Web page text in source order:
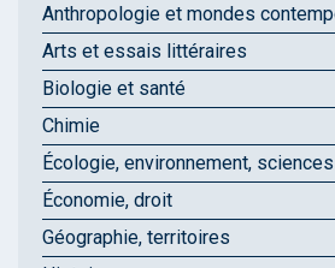
Anthropologie et mondes
Arts et essais littéraires
Biologie et santé
Chimie
Écologie, environnement,
Économie, droit
Géographie, territoires